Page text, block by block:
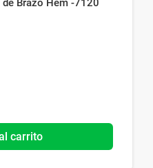
Brazo Hem -7120
carrito